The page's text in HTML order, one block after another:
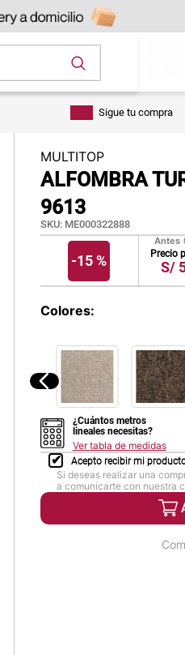
Sigue tu compra
MULTITOP
ALFOMBRA
9613
SKU: ME000322888
-15 %
Antes
Precio
S/
Colores
¿Cuántos metros
lineales necesitas?
Ver tabla de medidas
Acepto recibir mi
Si deseas realizar una
a comunicarte con nuestra